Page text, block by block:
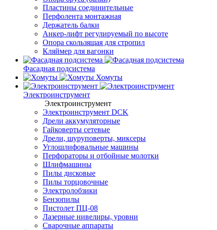
Пластины соединительные
Перфолента монтажная
Держатель балки
Анкер-лифт регулируемый по высоте
Опора скользящая для стропил
Кляймер для вагонки
Фасадная подсистема
Хомуты
Электроинструмент
Электроинструмент
Электроинструмент DCK
Дрели аккумуляторные
Гайковерты сетевые
Дрели, шуруповерты, миксеры
Углошлифовальные машины
Перфораторы и отбойные молотки
Шлифмашины
Пилы дисковые
Пилы торцовочные
Электролобзики
Бензопилы
Пистолет ПЦ-08
Лазерные нивелиры, уровни
Сварочные аппараты